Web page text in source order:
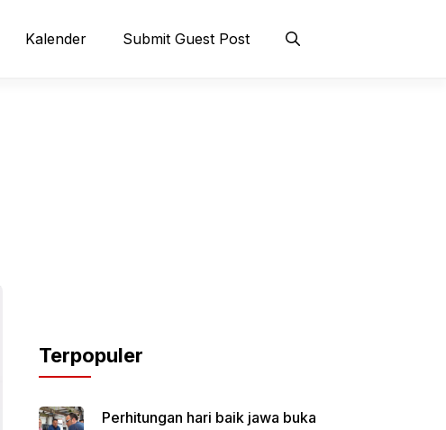
Kalender Submit Guest Post
Terpopuler
Perhitungan hari baik jawa buka